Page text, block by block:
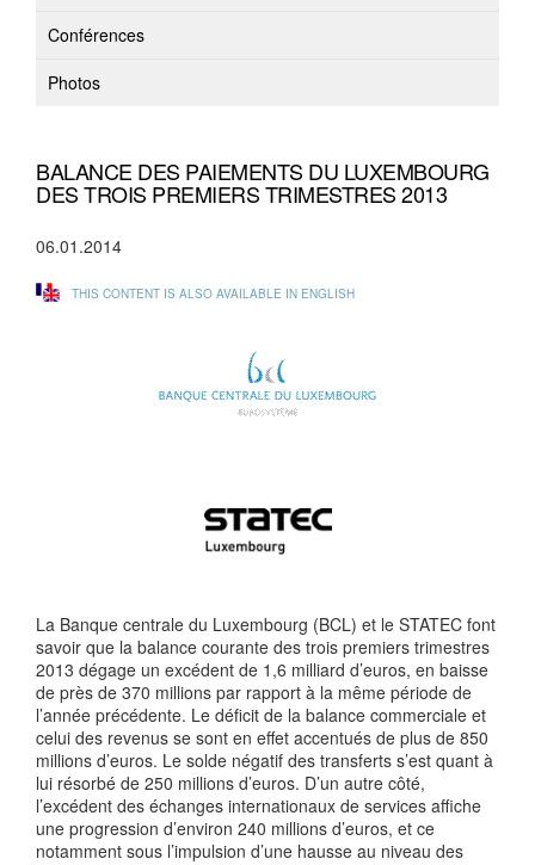
Conférences
Photos
BALANCE DES PAIEMENTS DU LUXEMBOURG
DES TROIS PREMIERS TRIMESTRES 2013
06.01.2014
THIS CONTENT IS ALSO AVAILABLE IN ENGLISH
La Banque centrale du Luxembourg (BCL) et le STATEC font
savoir que la balance courante des trois premiers trimestres
2013 dégage un excédent de 1,6 milliard d’euros, en baisse
de près de 370 millions par rapport à la même période de
l’année précédente. Le déficit de la balance commerciale et
celui des revenus se sont en effet accentués de plus de 850
millions d’euros. Le solde négatif des transferts s’est quant à
lui résorbé de 250 millions d’euros. D’un autre côté,
l’excédent des échanges internationaux de services affiche
une progression d’environ 240 millions d’euros, et ce
notamment sous l’impulsion d’une hausse au niveau des